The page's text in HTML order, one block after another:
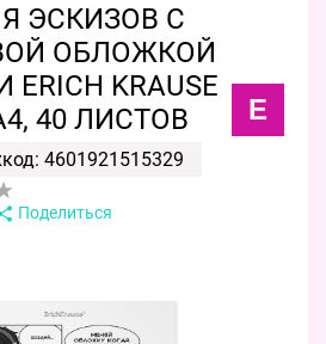
ЭСКИЗОВ С
ОБЛОЖКОЙ
KRAUSE
40 ЛИСТОВ
E
4601921515329
Поделиться